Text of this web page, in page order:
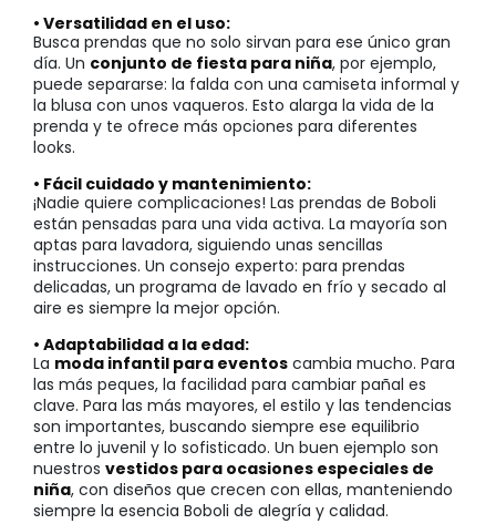
• Versatilidad en el uso:
Busca prendas que no solo sirvan para ese único gran
día. Un conjunto de fiesta para niña, por ejemplo,
puede separarse: la falda con una camiseta informal y
la blusa con unos vaqueros. Esto alarga la vida de la
prenda y te ofrece más opciones para diferentes
looks.
• Fácil cuidado y mantenimiento:
¡Nadie quiere complicaciones! Las prendas de Boboli
están pensadas para una vida activa. La mayoría son
aptas para lavadora, siguiendo unas sencillas
instrucciones. Un consejo experto: para prendas
delicadas, un programa de lavado en frío y secado al
aire es siempre la mejor opción.
• Adaptabilidad a la edad:
La moda infantil para eventos cambia mucho. Para
las más peques, la facilidad para cambiar pañal es
clave. Para las más mayores, el estilo y las tendencias
son importantes, buscando siempre ese equilibrio
entre lo juvenil y lo sofisticado. Un buen ejemplo son
nuestros vestidos para ocasiones especiales de
niña, con diseños que crecen con ellas, manteniendo
siempre la esencia Boboli de alegría y calidad.